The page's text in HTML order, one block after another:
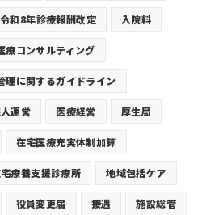
令和8年診療報酬改定 入院料
療コンサルティング
理に関するガイドライン
運営 医療経営 厚生局
在宅医療充実体制加算
療養支援診療所 地域包括ケア
役員変更届 接遇 施設総管